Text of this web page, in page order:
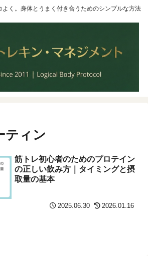
よく。身体とうまく付き合うためのシンプルな方法
ティン
筋トレ初心者のためのプロテイン
の正しい飲み方｜タイミングと摂
取量の基本
2025.06.30 2026.01.16